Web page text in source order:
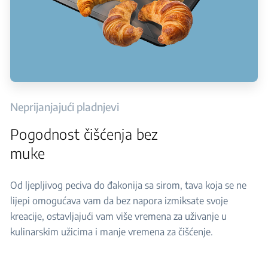
Neprijanjajući pladnjevi
Pogodnost čišćenja bez
muke
Od ljepljivog peciva do đakonija sa sirom, tava koja se ne
lijepi omogućava vam da bez napora izmiksate svoje
kreacije, ostavljajući vam više vremena za uživanje u
kulinarskim užicima i manje vremena za čišćenje.